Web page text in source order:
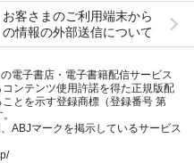
お客さまのご利用端末から
の情報の外部送信について
電子書店・電子書籍配信サービス
ンテンツ使用許諾を得た正規版配
とを示す登録商標（登録番号 第
ABJマークを掲示しているサービス